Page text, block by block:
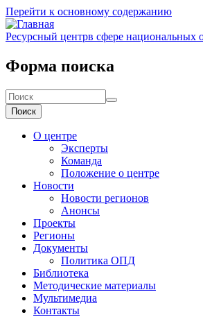
Перейти к основному содержанию
Ресурсный центрв сфере национальных
Форма поиска
Поиск
О центре
Эксперты
Команда
Положение о центре
Новости
Новости регионов
Анонсы
Проекты
Регионы
Документы
Политика ОПД
Библиотека
Методические материалы
Мультимедиа
Контакты